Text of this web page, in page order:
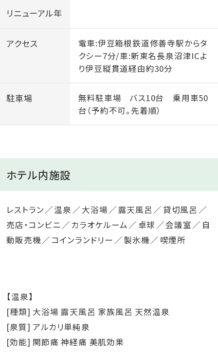
リニューアル年
アクセス
電車:伊豆箱根鉄道修善寺駅からタ
クシー7分/車:新東名長泉沼津ICよ
り伊豆縦貫道経由約30分
駐車場
無料駐車場 バス10台 乗用車50
台（予約不可。先着順）
ホテル内施設
レストラン 温泉 大浴場 露天風呂
貸切風呂
売店・コンビニ
カラオケルーム 卓球 会議室
自
動販売機
コインランドリー 製氷機 喫煙所
【温泉】
[種類] 大浴場 露天風呂 家族風呂 天然温泉
[泉質] アルカリ単純泉
[効能] 関節痛 神経痛 美肌効果